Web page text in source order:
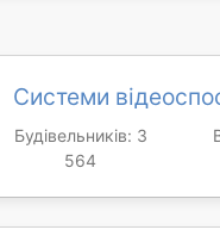
Системи
Будівельників: 3
564